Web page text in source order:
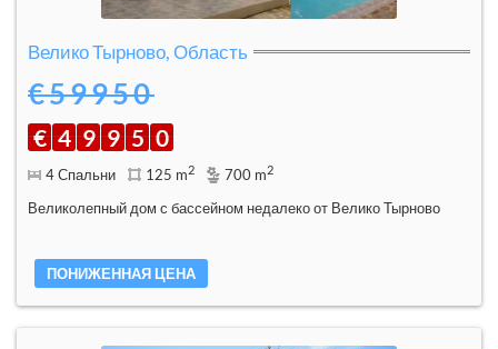
Велико Тырново, Область
€59950
€ 4 9 9 5 0
4 Спальни 125 m2 700 m2
Великолепный дом с бассейном недалеко от Велико Тырново
ПОНИЖЕННАЯ ЦЕНА